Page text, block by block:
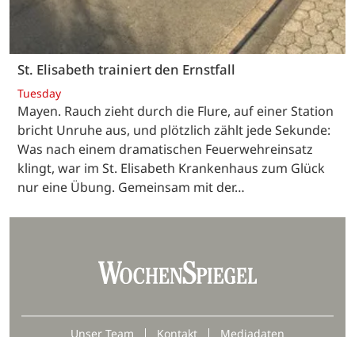
St. Elisabeth trainiert den Ernstfall
Tuesday
Mayen. Rauch zieht durch die Flure, auf einer Station
bricht Unruhe aus, und plötzlich zählt jede Sekunde:
Was nach einem dramatischen Feuerwehreinsatz
klingt, war im St. Elisabeth Krankenhaus zum Glück
nur eine Übung. Gemeinsam mit der…
Unser Team Kontakt Mediadaten